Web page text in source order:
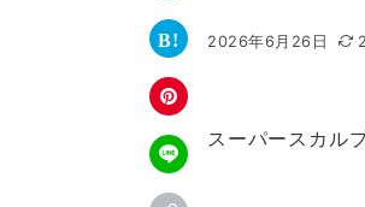
2026年6月26日
スーパースカル